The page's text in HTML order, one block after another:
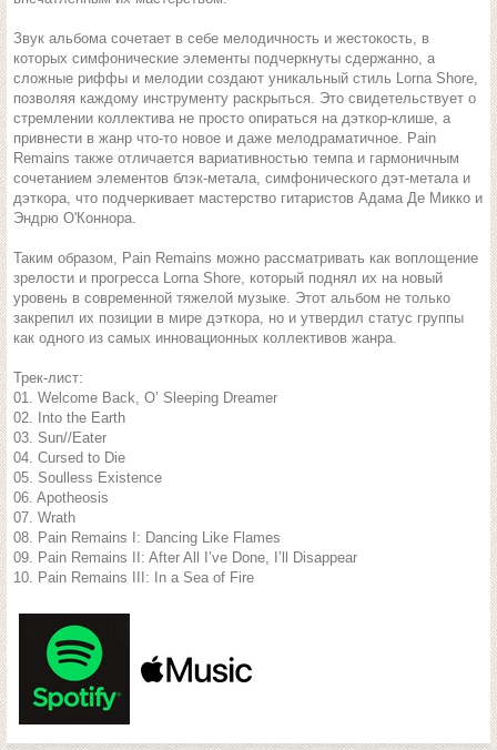
Звук альбома сочетает в себе мелодичность и жестокость, в
которых симфонические элементы подчеркнуты сдержанно, а
сложные риффы и мелодии создают уникальный стиль Lorna Shore,
позволяя каждому инструменту раскрыться. Это свидетельствует о
стремлении коллектива не просто опираться на дэткор-клише, а
привнести в жанр что-то новое и даже мелодраматичное. Pain
Remains также отличается вариативностью темпа и гармоничным
сочетанием элементов блэк-метала, симфонического дэт-метала и
дэткора, что подчеркивает мастерство гитаристов Адама Де Микко и
Эндрю О'Коннора.
Таким образом, Pain Remains можно рассматривать как воплощение
зрелости и прогресса Lorna Shore, который поднял их на новый
уровень в современной тяжелой музыке. Этот альбом не только
закрепил их позиции в мире дэткора, но и утвердил статус группы
как одного из самых инновационных коллективов жанра.
Трек-лист:
01. Welcome Back, O’ Sleeping Dreamer
02. Into the Earth
03. Sun//Eater
04. Cursed to Die
05. Soulless Existence
06. Apotheosis
07. Wrath
08. Pain Remains I: Dancing Like Flames
09. Pain Remains II: After All I’ve Done, I’ll Disappear
10. Pain Remains III: In a Sea of Fire